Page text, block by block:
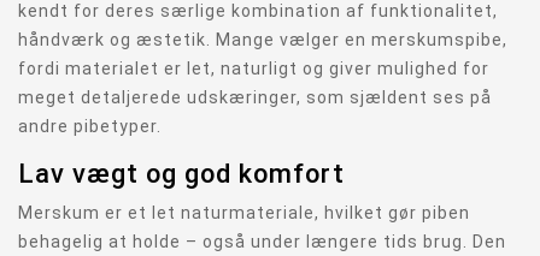
kendt for deres særlige kombination af funktionalitet,
håndværk og æstetik. Mange vælger en merskumspibe,
fordi materialet er let, naturligt og giver mulighed for
meget detaljerede udskæringer, som sjældent ses på
andre pibetyper.
Lav vægt og god komfort
Merskum er et let naturmateriale, hvilket gør piben
behagelig at holde – også under længere tids brug. Den